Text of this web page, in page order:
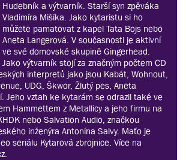
Hudebník a výtvarník. Starší syn zpěváka
Vladimíra Mišíka. Jako kytaristu si ho
můžete pamatovat z kapel Tata Bojs nebo
Aneta Langerová. V současnosti je aktivní
ve své domovské skupině Gingerhead.
Jako výtvarník stojí za značným počtem CD
interpretů jako jsou Kabát, Wohnout,
UDG, Škwor, Žlutý pes, Aneta
Jeho vztah ke kytarám se odrazil také ve
Hammettem z Metallicy a jeho firmu na
nebo Salvation Audio, značkou
inženýra Antonína Salvy. Maťo je
seriálu Kytarová zbrojnice. Více na